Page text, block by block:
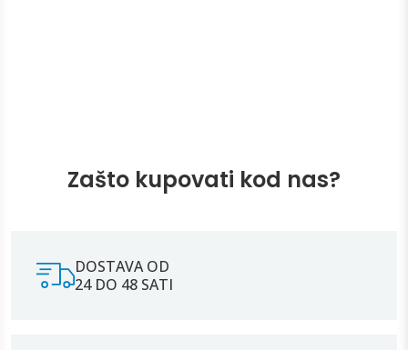
Zašto kupovati kod nas?
DOSTAVA OD
24 DO 48 SATI